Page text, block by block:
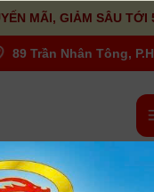
MÃI, GIẢM SÂU TỚI
89 Trần Nhân Tông,
LBM